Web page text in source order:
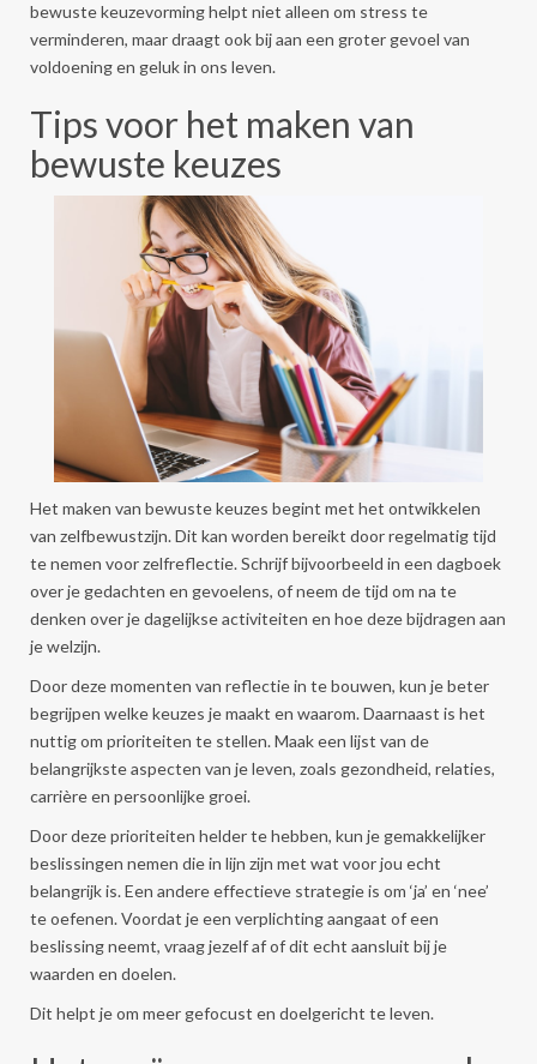
bewuste keuzevorming helpt niet alleen om stress te
verminderen, maar draagt ook bij aan een groter gevoel van
voldoening en geluk in ons leven.
Tips voor het maken van
bewuste keuzes
Het maken van bewuste keuzes begint met het ontwikkelen
van zelfbewustzijn. Dit kan worden bereikt door regelmatig tijd
te nemen voor zelfreflectie. Schrijf bijvoorbeeld in een dagboek
over je gedachten en gevoelens, of neem de tijd om na te
denken over je dagelijkse activiteiten en hoe deze bijdragen aan
je welzijn.
Door deze momenten van reflectie in te bouwen, kun je beter
begrijpen welke keuzes je maakt en waarom. Daarnaast is het
nuttig om prioriteiten te stellen. Maak een lijst van de
belangrijkste aspecten van je leven, zoals gezondheid, relaties,
carrière en persoonlijke groei.
Door deze prioriteiten helder te hebben, kun je gemakkelijker
beslissingen nemen die in lijn zijn met wat voor jou echt
belangrijk is. Een andere effectieve strategie is om ‘ja’ en ‘nee’
te oefenen. Voordat je een verplichting aangaat of een
beslissing neemt, vraag jezelf af of dit echt aansluit bij je
waarden en doelen.
Dit helpt je om meer gefocust en doelgericht te leven.